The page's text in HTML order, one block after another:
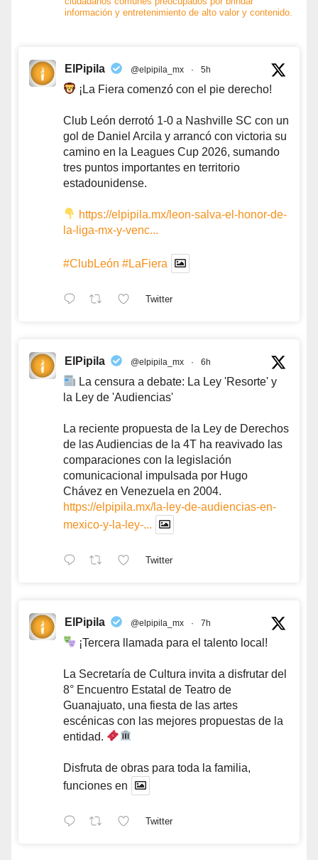
información y entretenimiento de alto valor y contenido.
ElPipila @elpipila_mx · 5h
¡La Fiera comenzó con el pie derecho!
Club León derrotó 1-0 a Nashville SC con un
gol de Daniel Arcila y arrancó con victoria su
camino en la Leagues Cup 2026, sumando
tres puntos importantes en territorio
estadounidense.
https://elpipila.mx/leon-salva-el-honor-de-
la-liga-mx-y-venc...
#ClubLeón #LaFiera
Twitter
ElPipila @elpipila_mx · 6h
La censura a debate: La Ley 'Resorte' y
la Ley de 'Audiencias'
La reciente propuesta de la Ley de Derechos
de las Audiencias de la 4T ha reavivado las
comparaciones con la legislación
comunicacional impulsada por Hugo
Chávez en Venezuela en 2004.
https://elpipila.mx/la-ley-de-audiencias-en-
mexico-y-la-ley-...
Twitter
ElPipila @elpipila_mx · 7h
¡Tercera llamada para el talento local!
La Secretaría de Cultura invita a disfrutar del
8° Encuentro Estatal de Teatro de
Guanajuato, una fiesta de las artes
escénicas con las mejores propuestas de la
entidad.
Disfruta de obras para toda la familia,
funciones en
Twitter